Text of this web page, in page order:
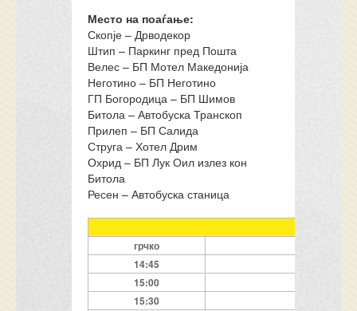
Место на поаѓање:
Скопје – Дрводекор
Штип – Паркинг пред Пошта
Велес – БП Мотел Македонија
Неготино – БП Неготино
ГП Богородица – БП Шимов
Битола – Автобуска Транскоп
Прилеп – БП Салида
Струга – Хотел Дрим
Охрид – БП Лук Оил излез кон
Битола
Ресен – Автобуска станица
грчко
14:45
15:00
15:30